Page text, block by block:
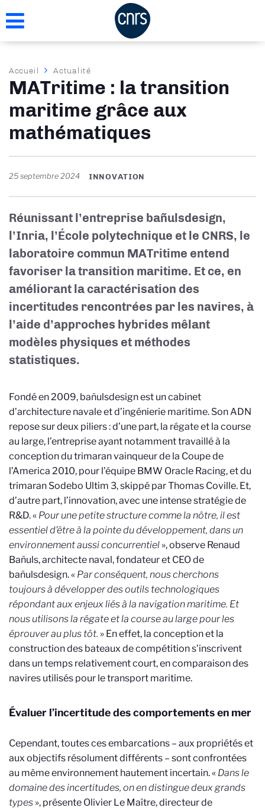
au
Fil
d'Ariane
Accueil Actualité
MATritime : la transition
maritime grâce aux
mathématiques
25 septembre 2024 INNOVATION
Réunissant l’entreprise bañulsdesign,
l’Inria, l’École polytechnique et le CNRS, le
laboratoire commun MATritime entend
favoriser la transition maritime. Et ce, en
améliorant la caractérisation des
incertitudes rencontrées par les navires, à
l’aide d’approches hybrides mêlant
modèles physiques et méthodes
statistiques.
Fondé en 2009, bañulsdesign est un cabinet
d’architecture navale et d’ingénierie maritime. Son ADN
repose sur deux piliers : d’une part, la régate et la course
au large, l’entreprise ayant notamment travaillé à la
conception du trimaran vainqueur de la Coupe de
l’America 2010, pour l’équipe BMW Oracle Racing, et du
trimaran Sodebo Ultim 3, skippé par Thomas Coville. Et,
d’autre part, l’innovation, avec une intense stratégie de
R&D. « Pour une petite structure comme la nôtre, il est
essentiel d’être à la pointe du développement, dans un
environnement aussi concurrentiel », observe Renaud
Bañuls, architecte naval, fondateur et CEO de
bañulsdesign. « Par conséquent, nous cherchons
toujours à développer des outils technologiques
répondant aux enjeux liés à la navigation maritime. Et
nous utilisons la régate et la course au large pour les
éprouver au plus tôt. » En effet, la conception et la
construction des bateaux de compétition s’inscrivent
dans un temps relativement court, en comparaison des
navires utilisés pour le transport maritime.
Évaluer l’incertitude des comportements en mer
Cependant, toutes ces embarcations – aux propriétés et
aux objectifs résolument différents – sont confrontées
au même environnement hautement incertain. « Dans le
domaine des incertitudes, on en distingue deux grands
types », présente Olivier Le Maître, directeur de